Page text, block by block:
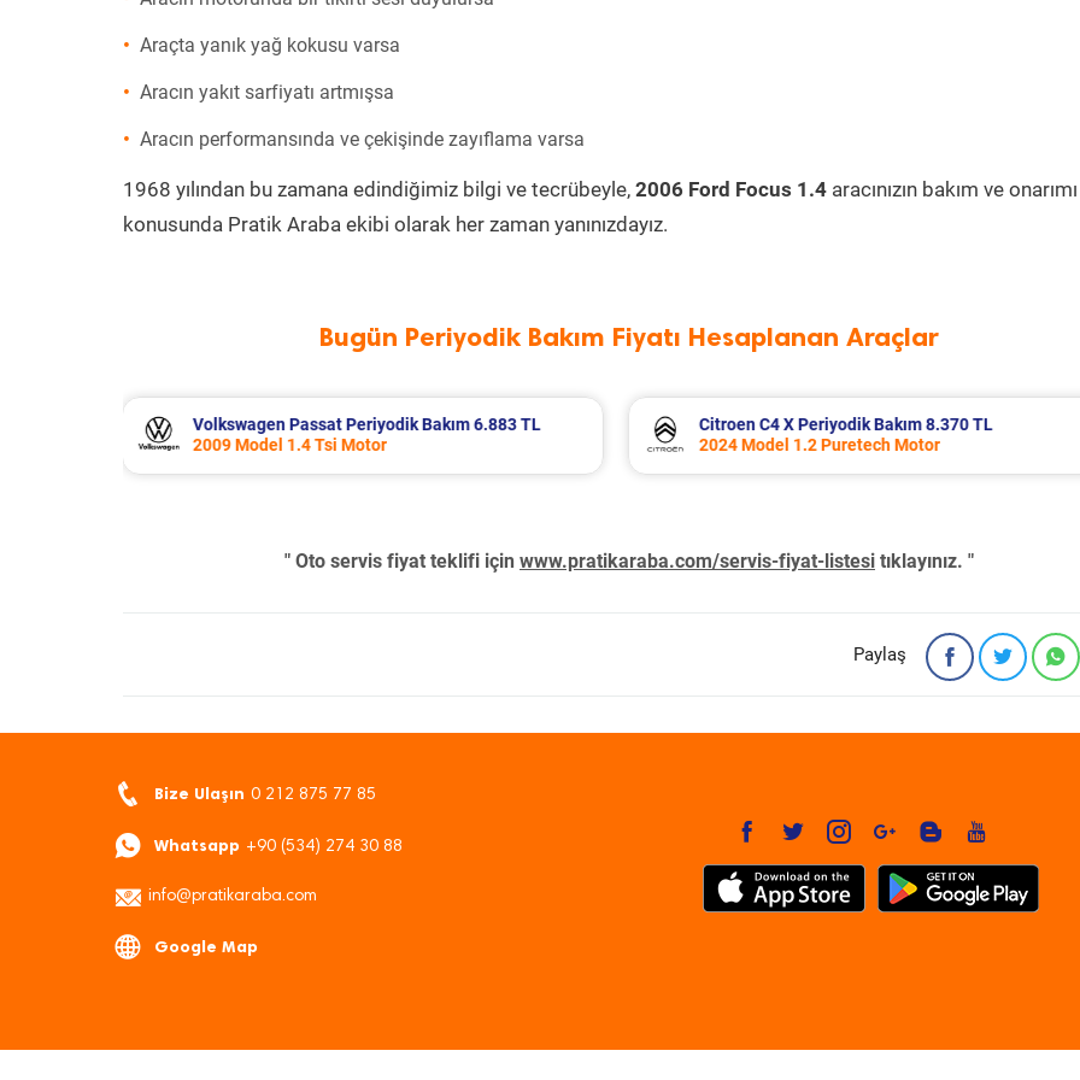
Araçta yanık yağ kokusu varsa
Aracın yakıt sarfiyatı artmışsa
Aracın performansında ve çekişinde zayıflama varsa
1968 yılından bu zamana edindiğimiz bilgi ve tecrübeyle, 2006 Ford Focus 1.4 aracınızın bakım ve onarımı
konusunda Pratik Araba ekibi olarak her zaman yanınızdayız.
Bugün Periyodik Bakım Fiyatı Hesaplanan Araçlar
Citroen C4 X Periyodik Bakım 8.370 TL
2024 Model 1.2 Puretech Motor
Dacia Duster Periyodik Bakım 7.652 TL
2021 Model 1.0 Tce ECO-G Motor
" Oto servis fiyat teklifi için www.pratikaraba.com/servis-fiyat-listesi tıklayınız. "
Paylaş
Bize Ulaşın 0 212 875 77 85
Whatsapp +90 (534) 274 30 88
info@pratikaraba.com
Google Map